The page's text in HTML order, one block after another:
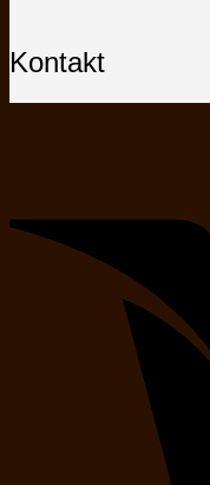
Kontakt